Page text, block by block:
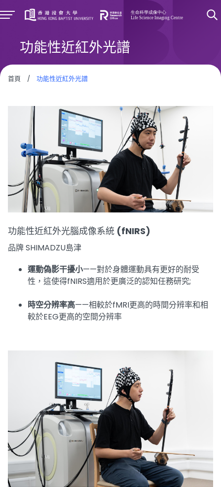
功能性近紅外光譜
首頁 / 功能性近紅外光譜
功能性近紅外光腦成像系統 (fNIRS)
品牌 SHIMADZU島津
運動偽影干擾小——對於身體運動具有更好的耐受
性，這使得fNIRS適用於更廣泛的認知任務研究;
時空分辨率高——相較於fMRI更高的時間分辨率和相
較於EEG更高的空間分辨率